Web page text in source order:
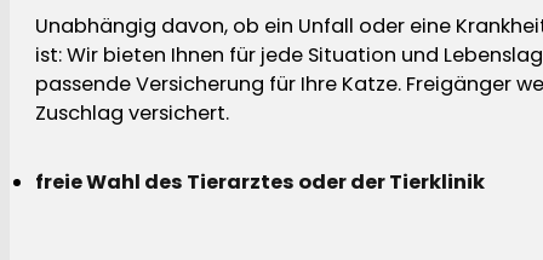
Unabhängig davon, ob ein Unfall oder eine
ist: Wir bieten Ihnen für jede Situation und
passende Versicherung für Ihre Katze. Freigänger
Zuschlag versichert.
freie Wahl des Tierarztes oder der Tierklinik